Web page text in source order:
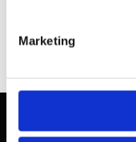
Marketing